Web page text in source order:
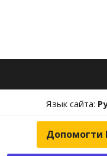
Язык сайта:
Допомогти